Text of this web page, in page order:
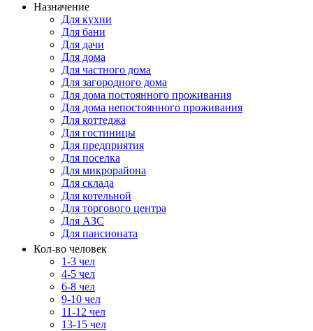
Назначение
Для кухни
Для бани
Для дачи
Для дома
Для частного дома
Для загородного дома
Для дома постоянного проживания
Для дома непостоянного проживания
Для коттеджа
Для гостиницы
Для предприятия
Для поселка
Для микрорайона
Для склада
Для котельной
Для торгового центра
Для АЗС
Для пансионата
Кол-во человек
1-3 чел
4-5 чел
6-8 чел
9-10 чел
11-12 чел
13-15 чел